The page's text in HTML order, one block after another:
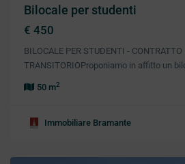
Bilocale per studenti
€ 450
BILOCALE PER STUDENTI - CONTRATTO
TRANSITORIOProponiamo in affitto un
50 m2
Immobiliare Bramante